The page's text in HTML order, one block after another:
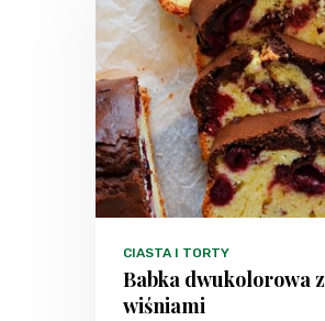
CIASTA I TORTY
Babka dwukolorowa z
wiśniami